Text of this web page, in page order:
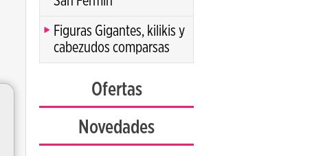
Figuras Gigantes, kilikis y
cabezudos comparsas
Ofertas
Novedades